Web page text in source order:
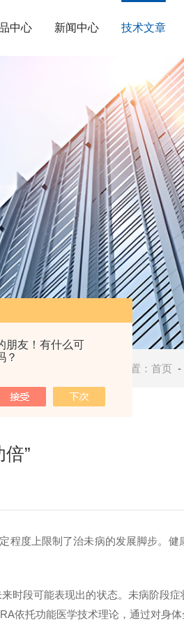
朋友！有什么可
？
中心 新闻中心 技术文章
当前位置：首页
”
程度上限制了治未病的发展脚步。
段可能表现出的状态。未病阶段
依托功能医学技术理论，通过对身